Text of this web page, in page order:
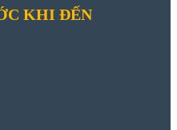
KHI ĐẾN